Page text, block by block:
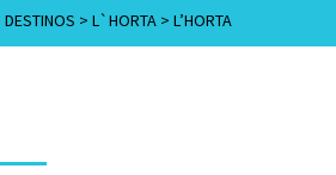
DESTINOS > L`HORTA> L’HORTA